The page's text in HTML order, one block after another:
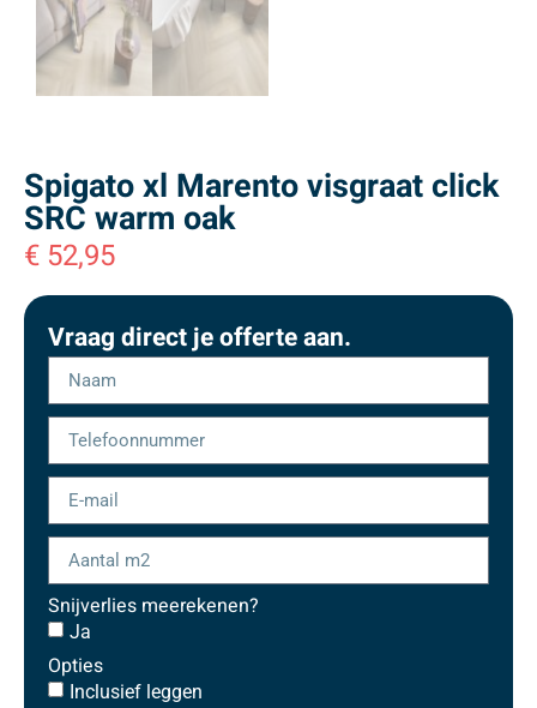
Spigato xl Marento visgraat click
SRC warm oak
€ 52,95
Vraag direct je offerte aan.
Snijverlies meerekenen?
Ja
Opties
Inclusief leggen